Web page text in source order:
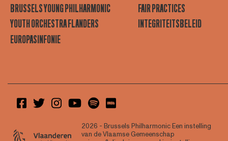
BRUSSELS YOUNG PHILHARMONIC
YOUTH ORCHESTRA FLANDERS
EUROPASINFONIE
FAIR PRACTICES
INTEGRITEITSBELEID
2026 - Brussels PhilharmonicEen instelling
van de Vlaamse Gemeenschap